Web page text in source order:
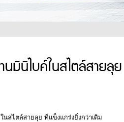
มินิไบค์ในสไตล์สายลุย
สไตล์สายลุย ที่แข็งแกร่งยิ่งกว่าเดิม